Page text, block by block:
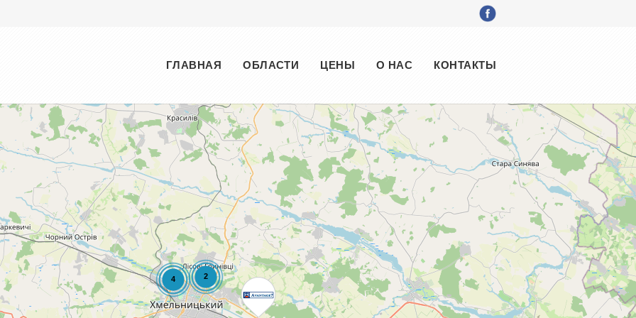
МенюГЛАВНАЯ ОБЛАСТИ ЦЕНЫ О НАС КОНТАКТЫ